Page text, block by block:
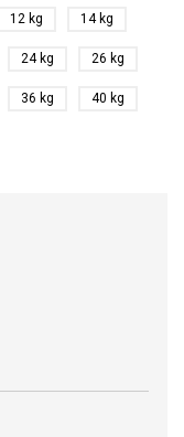
12 kg 14 kg
24 kg 26 kg
36 kg 40 kg